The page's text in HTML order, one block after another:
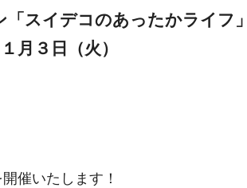
「スイデコのあったかライフ
月３日（火）
催いたします！